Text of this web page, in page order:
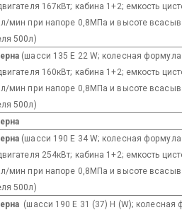
167кВт; кабина 1+2; емкость
мин при напоре 0,8МПа и высоте
500л)
(шасси 135 E 22 W; колесная
160кВт; кабина 1+2; емкость
мин при напоре 0,8МПа и высоте
500л)
(шасси 190 E 34 W; колесная
254кВт; кабина 1+2; емкость
мин при напоре 0,8МПа и высоте
500л)
(шасси 190 E 31 (37) Н (W); колесная